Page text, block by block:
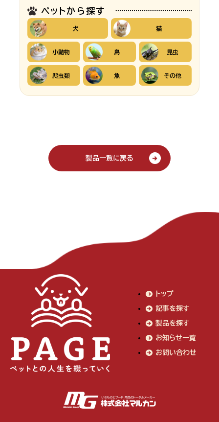
ペットから探す
犬 猫
小動物 鳥 昆虫
爬虫類 魚 その他
製品一覧に戻る
トップ
記事を探す
製品を探す
お知らせ一覧
お問い合わせ